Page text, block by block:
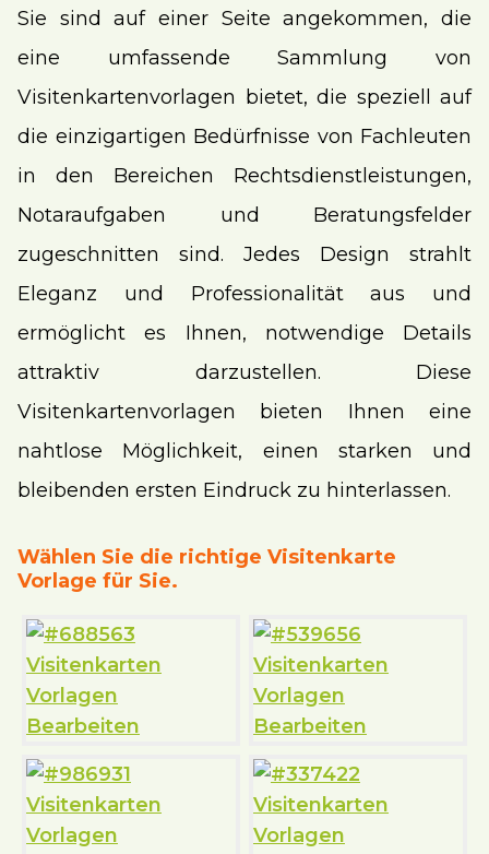
Sie sind auf einer Seite angekommen, die
eine umfassende Sammlung von
Visitenkartenvorlagen bietet, die speziell auf
die einzigartigen Bedürfnisse von Fachleuten
in den Bereichen Rechtsdienstleistungen,
Notaraufgaben und Beratungsfelder
zugeschnitten sind. Jedes Design strahlt
Eleganz und Professionalität aus und
ermöglicht es Ihnen, notwendige Details
attraktiv darzustellen. Diese
Visitenkartenvorlagen bieten Ihnen eine
nahtlose Möglichkeit, einen starken und
bleibenden ersten Eindruck zu hinterlassen.
Wählen Sie die richtige Visitenkarte
Vorlage für Sie.